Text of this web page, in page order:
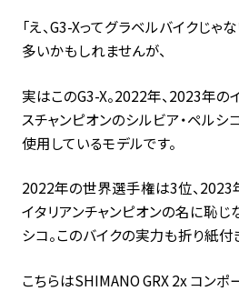
「え、G3-Xってグラベルバイクじゃ
多いかもしれませんが、
実はこのG3-X。2022年、2023年の
スチャンピオンのシルビア・ペルシ
使用しているモデルです。
2022年の世界選手権は3位、
イタリアンチャンピオンの名に恥
シコ。このバイクの実力も折り紙付
こちらはSHIMANO GRX 2x コンポ